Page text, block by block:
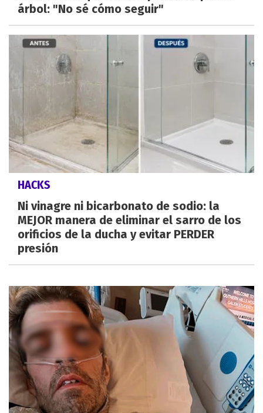
árbol: "No sé cómo seguir"
HACKS
Ni vinagre ni bicarbonato de sodio: la
MEJOR manera de eliminar el sarro de los
orificios de la ducha y evitar PERDER
presión